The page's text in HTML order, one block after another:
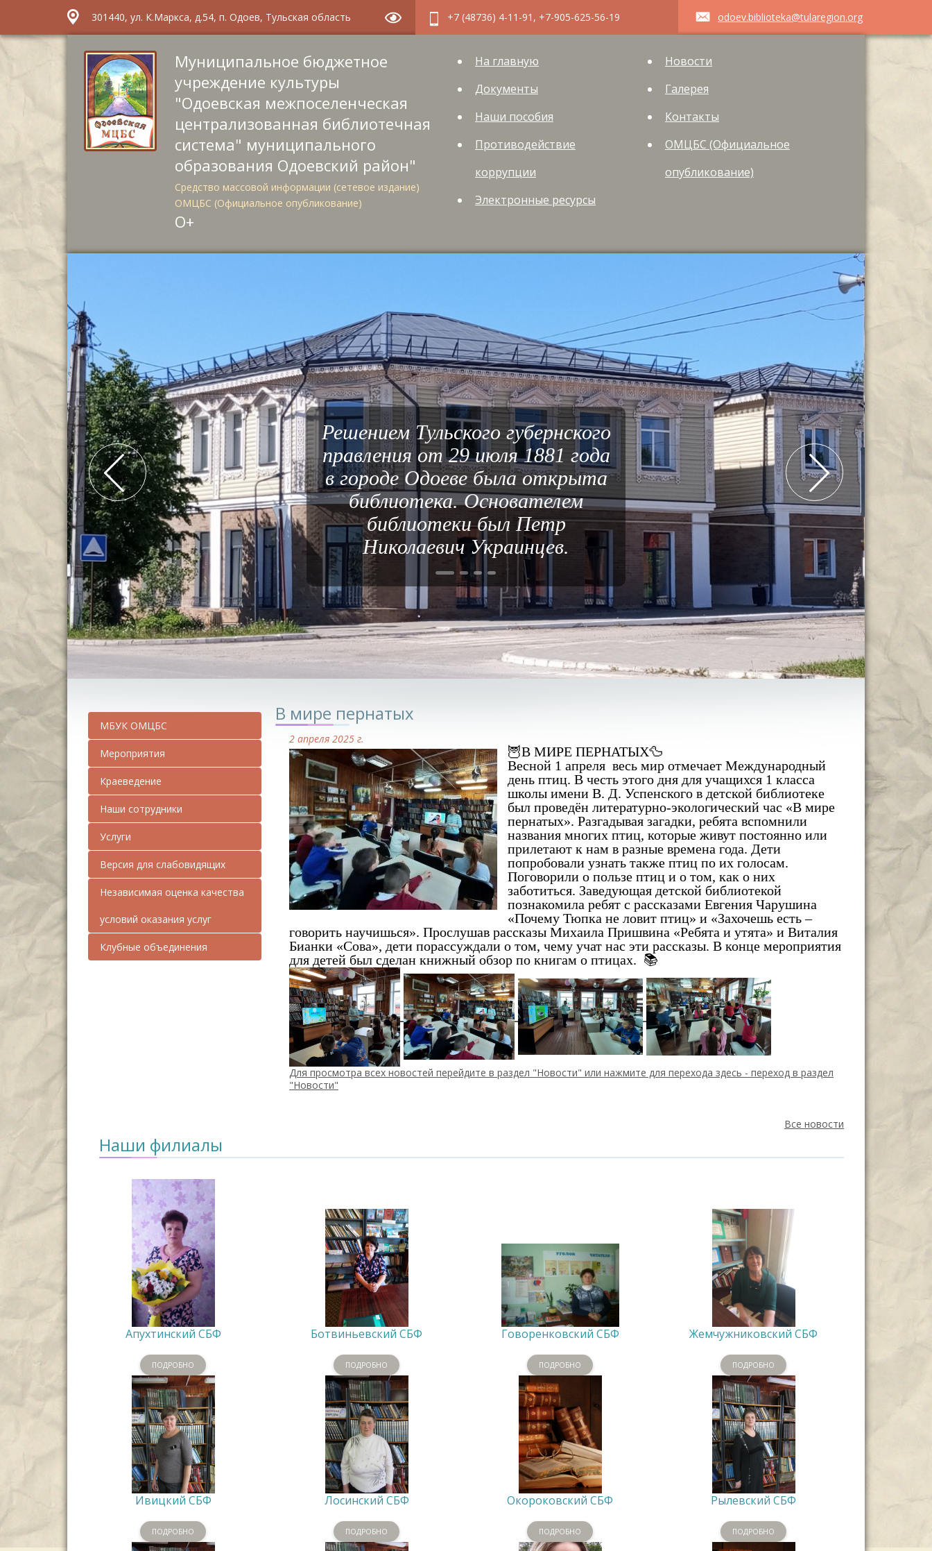
301440, ул. К.Маркса, д.54, п. Одоев, Тульская область +7 (48736) 4-11-91, +7-905-625-56-19 odoev.biblioteka@tularegion.org
Муниципальное бюджетное
учреждение культуры
"Одоевская межпоселенческая
централизованная библиотечная
система" муниципального
образования Одоевский район"
Средство массовой информации (сетевое издание)
ОМЦБС (Официальное опубликование)
О+
На главную
Документы
Наши пособия
Противодействие
коррупции
Электронные ресурсы
Новости
Галерея
Контакты
ОМЦБС (Официальное
опубликование)
Решением Тульского губернского
правления от 29 июля 1881 года
в городе Одоеве была открыта
библиотека. Основателем
библиотеки был Петр
Николаевич Украинцев.
МБУК ОМЦБС
Мероприятия
Краеведение
Наши сотрудники
Услуги
Версия для слабовидящих
Независимая оценка качества
условий оказания услуг
Клубные объединения
В мире пернатых
2 апреля 2025 г.
🦉В МИРЕ ПЕРНАТЫХ🦆
Весной 1 апреля весь мир отмечает Международный
день птиц. В честь этого дня для учащихся 1 класса
школы имени В. Д. Успенского в детской библиотеке
был проведён литературно-экологический час «В мире
пернатых». Разгадывая загадки, ребята вспомнили
названия многих птиц, которые живут постоянно или
прилетают к нам в разные времена года. Дети
попробовали узнать также птиц по их голосам.
Поговорили о пользе птиц и о том, как о них
заботиться. Заведующая детской библиотекой
познакомила ребят с рассказами Евгения Чарушина
«Почему Тюпка не ловит птиц» и «Захочешь есть –
говорить научишься». Прослушав рассказы Михаила Пришвина «Ребята и утята» и Виталия
Бианки «Сова», дети порассуждали о том, чему учат нас эти рассказы. В конце мероприятия
для детей был сделан книжный обзор по книгам о птицах. 📚
Для просмотра всех новостей перейдите в раздел "Новости" или нажмите для перехода здесь - переход в раздел
"Новости"
Все новости
Наши филиалы
Апухтинский СБФ
ПОДРОБНО
Ботвиньевский СБФ
ПОДРОБНО
Говоренковский СБФ
ПОДРОБНО
Жемчужниковский СБФ
ПОДРОБНО
Ивицкий СБФ
ПОДРОБНО
Лосинский СБФ
ПОДРОБНО
Окороковский СБФ
ПОДРОБНО
Рылевский СБФ
ПОДРОБНО